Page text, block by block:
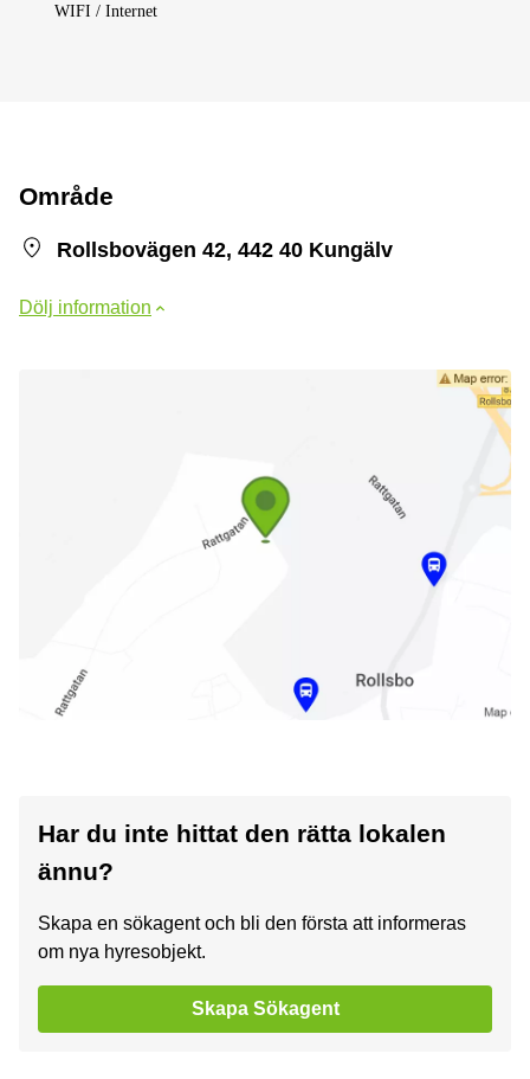
WIFI / Internet
Område
Rollsbovägen 42, 442 40 Kungälv
Dölj information
Har du inte hittat den rätta lokalen
ännu?
Skapa en sökagent och bli den första att informeras
om nya hyresobjekt.
Skapa Sökagent